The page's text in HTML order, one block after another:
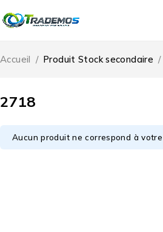
2718
Accueil / Produit Stock secondaire /
Aucun produit ne correspond à votre